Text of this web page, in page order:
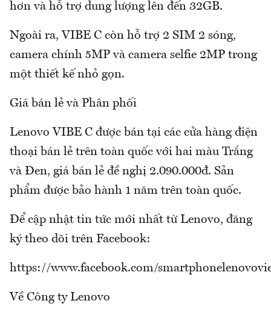
hơn và hỗ trợ dung lượng lên đến 32GB.
Ngoài ra, VIBE C còn hỗ trợ 2 SIM 2 sóng,
camera chính 5MP và camera selfie 2MP trong
một thiết kế nhỏ gọn.
Giá bán lẻ và Phân phối
Lenovo VIBE C được bán tại các cửa hàng điện
thoại bán lẻ trên toàn quốc với hai màu Trắng
và Đen, giá bán lẻ đề nghị 2.090.000đ. Sản
phẩm được bảo hành 1 năm trên toàn quốc.
Để cập nhật tin tức mới nhất từ Lenovo, đăng
ký theo dõi trên Facebook:
https://www.facebook.com/
Về Công ty Lenovo